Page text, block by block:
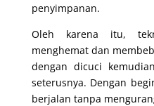
penyimpanan.
Oleh karena itu,
menghemat dan
dengan dicuci
seterusnya. Dengan
berjalan tanpa